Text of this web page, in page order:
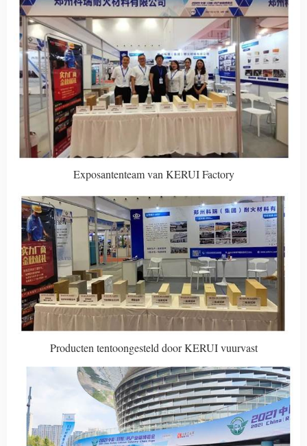
Exposantenteam van KERUI Factory
Producten tentoongesteld door KERUI vuurvast